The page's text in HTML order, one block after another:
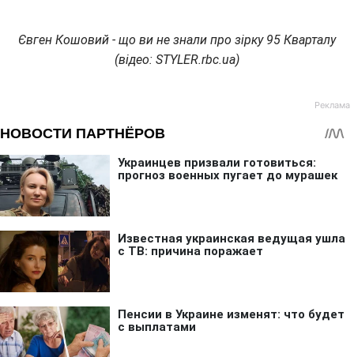
Євген Кошовий - що ви не знали про зірку 95 Кварталу
(відео: STYLER.rbc.ua)